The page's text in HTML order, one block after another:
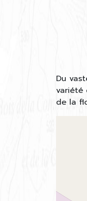
Du
variété
de la